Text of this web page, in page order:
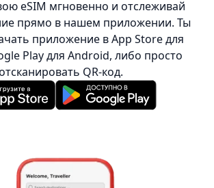
eSIM мгновенно и отслеживай
прямо в нашем приложении. Ты
приложение в App Store для
Play для Android, либо просто
QR-код.